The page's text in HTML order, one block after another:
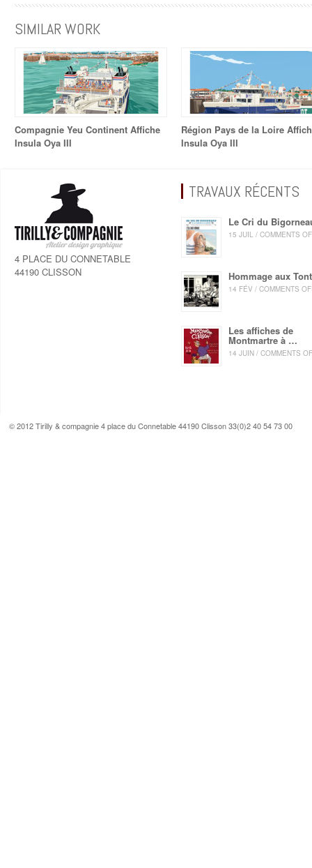
SIMILAR WORK
Compagnie Yeu Continent Affiche
Insula Oya III
Région Pays de la Loire
Insula Oya III
4 PLACE DU CONNETABLE
44190 CLISSON
TRAVAUX RÉCENTS
Le Cri du
15 JUIL / COMMENTS
Hommage aux
14 FÉV / COMMENTS
Les affiches de
Montmartre à …
14 JUIN / COMMENTS
© 2012 Tirilly & compagnie 4 place du Connetable 44190 Clisson 33(0)2 40 54 73 00